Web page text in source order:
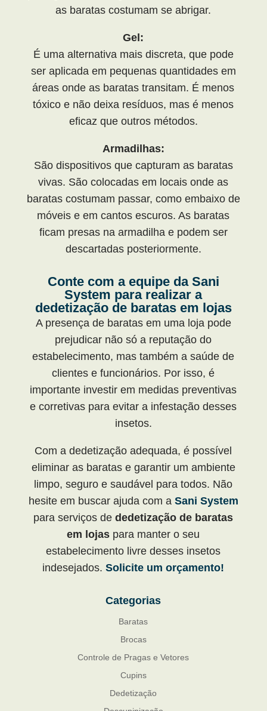
as baratas costumam se abrigar.
Gel:
É uma alternativa mais discreta, que pode
ser aplicada em pequenas quantidades em
áreas onde as baratas transitam. É menos
tóxico e não deixa resíduos, mas é menos
eficaz que outros métodos.
Armadilhas:
São dispositivos que capturam as baratas
vivas. São colocadas em locais onde as
baratas costumam passar, como embaixo de
móveis e em cantos escuros. As baratas
ficam presas na armadilha e podem ser
descartadas posteriormente.
Conte com a equipe da Sani
System para realizar a
dedetização de baratas em lojas
A presença de baratas em uma loja pode
prejudicar não só a reputação do
estabelecimento, mas também a saúde de
clientes e funcionários. Por isso, é
importante investir em medidas preventivas
e corretivas para evitar a infestação desses
insetos.
Com a dedetização adequada, é possível
eliminar as baratas e garantir um ambiente
limpo, seguro e saudável para todos. Não
hesite em buscar ajuda com aSani System
para serviços dededetização de baratas
em lojas para manter o seu
estabelecimento livre desses insetos
indesejados.Solicite um orçamento!
Categorias
Baratas
Brocas
Controle de Pragas e Vetores
Cupins
Dedetização